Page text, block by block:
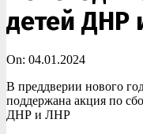
детей ДНР
On: 04.01.2024
В преддверии нового
поддержана акция по
ДНР и ЛНР